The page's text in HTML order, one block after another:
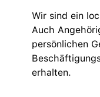
Wir sind ein
Auch
persönlichen
erhalten.